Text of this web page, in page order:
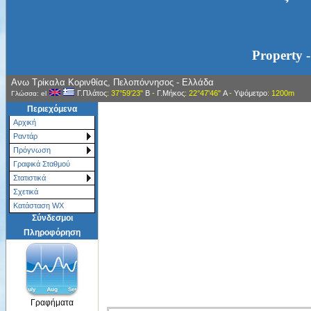
Property
Ανω Τρίκαλα Κορινθίας, Πελοπόννησος - Ελλάδα
Γλώσσα: el Γ.Πλάτος: 37°59'23" Β- Γ.Μήκος: 22°47'46" Α- Υψόμετρο: 1200m
Περιεχόμενα
Αρχική
Ραντάρ
Πρόγνωση
Γραφικά Σταθμού
Στατιστικά
Σχετικά
Κατάσταση WX
Σύνδεσμοι
Πληροφόρηση
Γραφήματα